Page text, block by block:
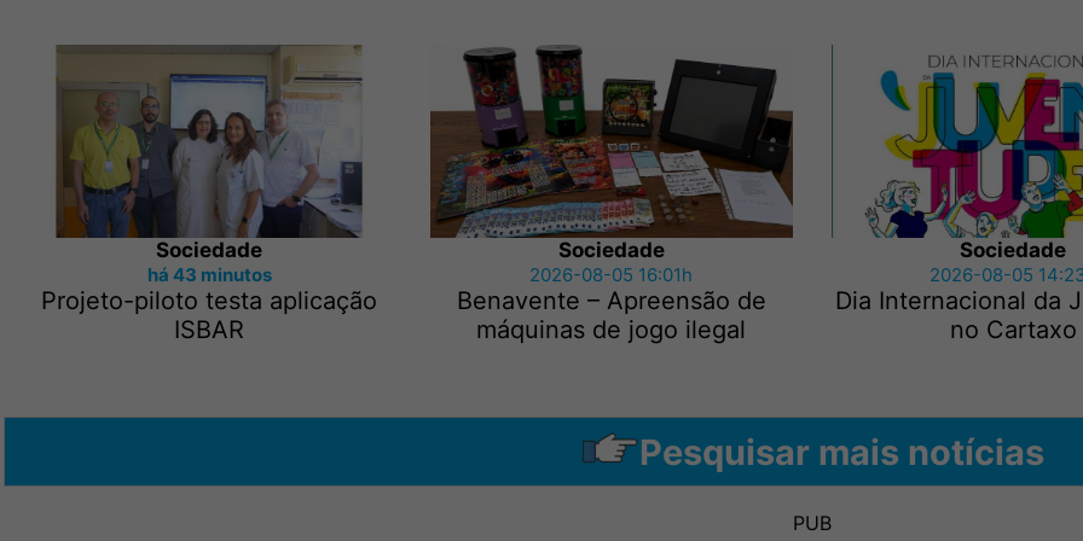
Sociedade
há 43 minutos
Projeto-piloto testa aplicação
ISBAR
Sociedade
2026-08-05 16:01h
Benavente – Apreensão de
máquinas de jogo ilegal
Sociedade
2026-08-05
Dia Internacional da
no Cartaxo
Pesquisar mais notícias
PUB